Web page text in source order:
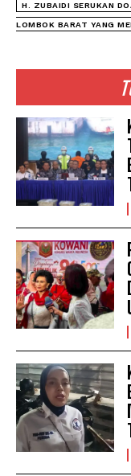
H. ZUBAIDI SERUKAN
LOMBOK BARAT YANG